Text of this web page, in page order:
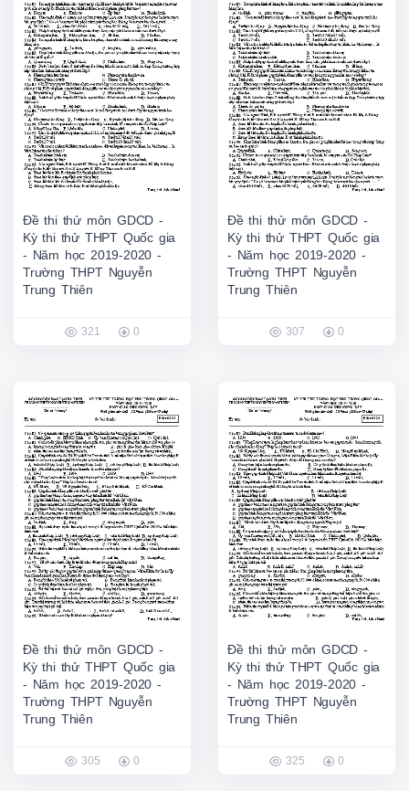
Đề thi thử môn GDCD -
Kỳ thi thử THPT Quốc gia
- Năm học 2019-2020 -
Trường THPT Nguyễn
Trung Thiên
321 0
Đề thi thử môn GDCD -
Kỳ thi thử THPT Quốc gia
- Năm học 2019-2020 -
Trường THPT Nguyễn
Trung Thiên
307 0
Đề thi thử môn GDCD -
Kỳ thi thử THPT Quốc gia
- Năm học 2019-2020 -
Trường THPT Nguyễn
Trung Thiên
305 0
Đề thi thử môn GDCD -
Kỳ thi thử THPT Quốc gia
- Năm học 2019-2020 -
Trường THPT Nguyễn
Trung Thiên
325 0